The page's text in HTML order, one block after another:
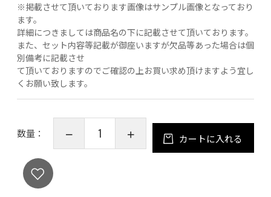
※掲載させて頂いております画像はサンプル画像となっており
ます。
詳細につきましては商品名の下に記載させて頂いております。
また、セット内容等記載が御座いますが欠品等あった場合は個
別備考に記載させ
て頂いておりますのでご確認の上お買い求め頂けますよう宜し
くお願い致します。
数量： カートに入れる